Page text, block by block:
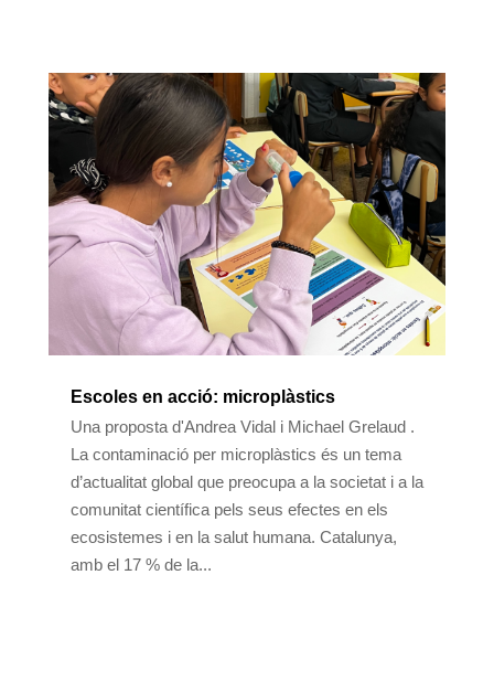
Escoles en acció: microplàstics
Una proposta d'Andrea Vidal i Michael Grelaud .
La contaminació per microplàstics és un tema
d’actualitat global que preocupa a la societat i a la
comunitat científica pels seus efectes en els
ecosistemes i en la salut humana. Catalunya,
amb el 17 % de la...